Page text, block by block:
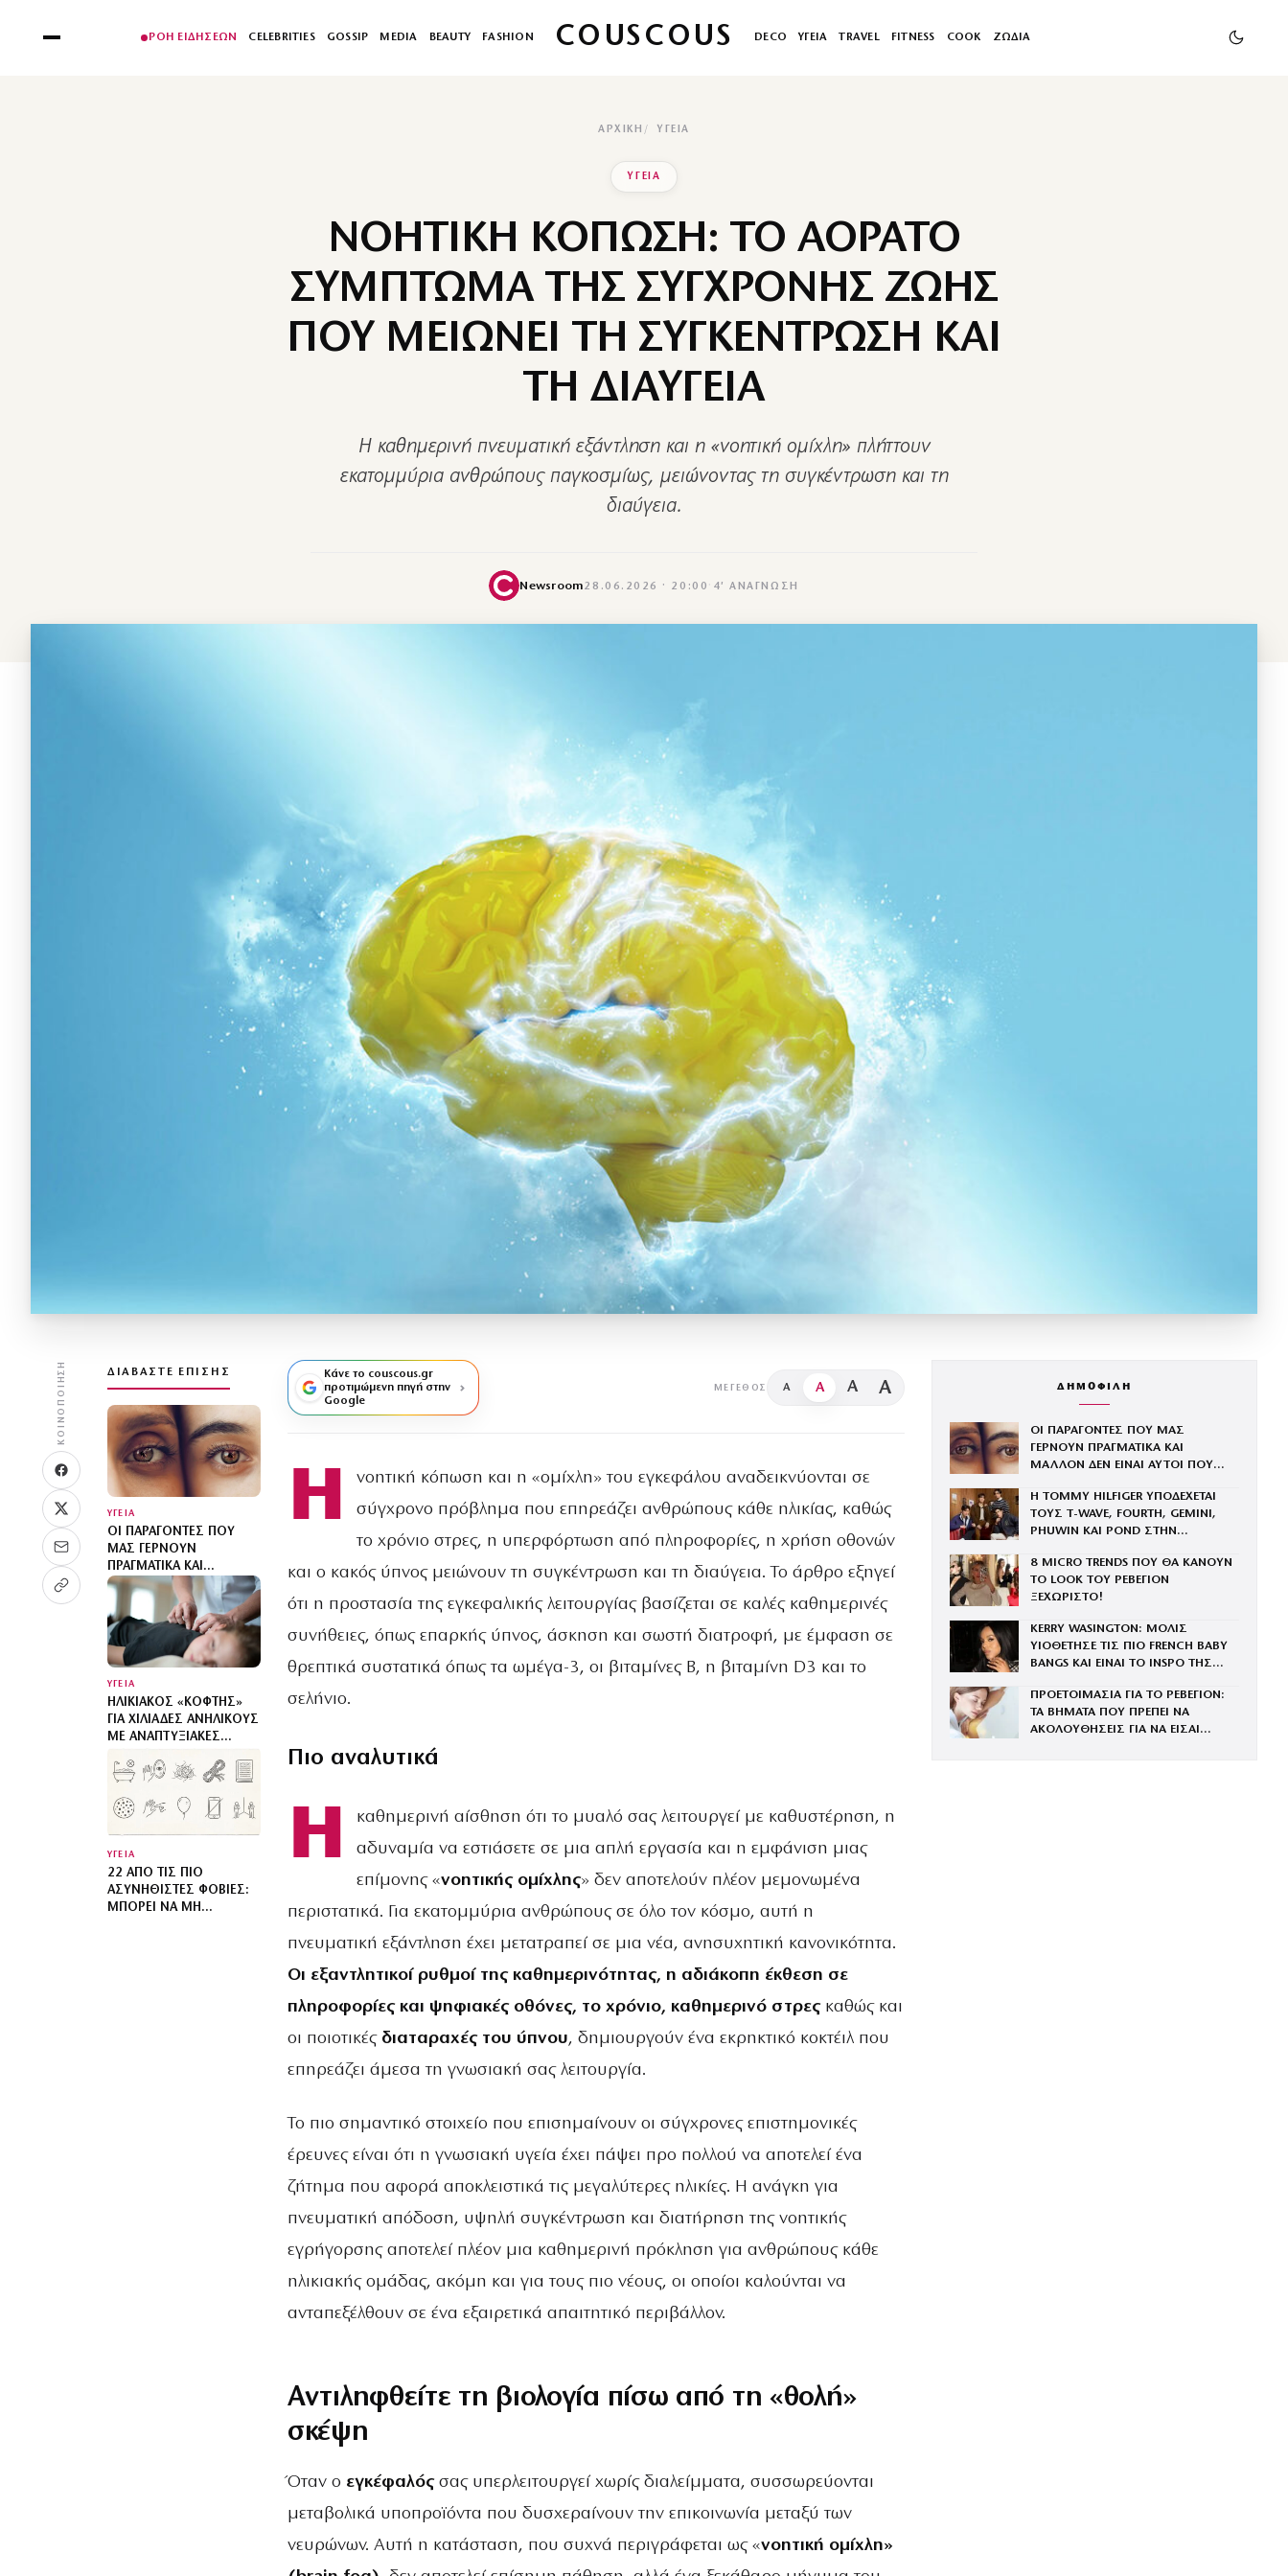
ΡΟΗ ΕΙΔΗΣΕΩΝ CELEBRITIES GOSSIP MEDIA BEAUTY FASHION COUSCOUS DECO ΥΓΕΙΑ TRAVEL FITNESS COOK ΖΩΔΙΑ
ΑΡΧΙΚΉ ΥΓΕΙΑ
ΥΓΕΙΑ
ΝΟΗΤΙΚΗ ΚΟΠΩΣΗ: ΤΟ ΑΟΡΑΤΟ
ΣΥΜΠΤΩΜΑ ΤΗΣ ΣΥΓΧΡΟΝΗΣ ΖΩΗΣ
ΠΟΥ ΜΕΙΩΝΕΙ ΤΗ ΣΥΓΚΕΝΤΡΩΣΗ ΚΑΙ
ΤΗ ΔΙΑΥΓΕΙΑ
Η καθημερινή πνευματική εξάντληση και η «νοητική ομίχλη» πλήττουν
εκατομμύρια ανθρώπους παγκοσμίως, μειώνοντας τη συγκέντρωση και τη
διαύγεια.
Newsroom28.06.2026 · 20:00 · 4′ ΑΝΆΓΝΩΣΗ
ΚΟΙΝΟΠΟΊΗΣΗ ΔΙΑΒΆΣΤΕ ΕΠΊΣΗΣ
ΥΓΕΙΑ
ΟΙ ΠΑΡΆΓΟΝΤΕΣ ΠΟΥ
ΜΑΣ ΓΕΡΝΟΎΝ
ΠΡΑΓΜΑΤΙΚΆ ΚΑΙ
ΜΆΛΛΟΝ ΔΕΝ ΕΊΝΑΙ
ΑΥΤΟΊ ΠΟΥ ΝΟΜΊΖΕΤΕ
ΥΓΕΙΑ
ΗΛΙΚΙΑΚΌΣ «ΚΌΦΤΗΣ»
ΓΙΑ ΧΙΛΙΆΔΕΣ ΑΝΉΛΙΚΟΥΣ
ΜΕ ΑΝΑΠΤΥΞΙΑΚΈΣ
ΕΝΌΣ ΚΑΤΏΤΕΡΟΥ ΘΕΟΎ
ΥΓΕΙΑ
22 ΑΠΌ ΤΙΣ ΠΙΟ
ΑΣΥΝΉΘΙΣΤΕΣ ΦΟΒΊΕΣ:
ΜΠΟΡΕΊ ΝΑ ΜΗ
Κάνε το couscous.gr
προτιμώμενη πηγή στην
Google
ΜΈΓΕΘΟΣ A A A A
Η
νοητική κόπωση και η «ομίχλη» του εγκεφάλου αναδεικνύονται σε
σύγχρονο πρόβλημα που επηρεάζει ανθρώπους κάθε ηλικίας, καθώς
το χρόνιο στρες, η υπερφόρτωση από πληροφορίες, η χρήση οθονών
και ο κακός ύπνος μειώνουν τη συγκέντρωση και τη διαύγεια. Το άρθρο εξηγεί
ότι η προστασία της εγκεφαλικής λειτουργίας βασίζεται σε καλές καθημερινές
συνήθειες, όπως επαρκής ύπνος, άσκηση και σωστή διατροφή, με έμφαση σε
θρεπτικά συστατικά όπως τα ωμέγα-3, οι βιταμίνες Β, η βιταμίνη D3 και το
σελήνιο.
Πιο αναλυτικά
Η
καθημερινή αίσθηση ότι το μυαλό σας λειτουργεί με καθυστέρηση, η
αδυναμία να εστιάσετε σε μια απλή εργασία και η εμφάνιση μιας
επίμονης «νοητικής ομίχλης» δεν αποτελούν πλέον μεμονωμένα
περιστατικά. Για εκατομμύρια ανθρώπους σε όλο τον κόσμο, αυτή η
πνευματική εξάντληση έχει μετατραπεί σε μια νέα, ανησυχητική κανονικότητα.
Οι εξαντλητικοί ρυθμοί της καθημερινότητας, η αδιάκοπη έκθεση σε
πληροφορίες και ψηφιακές οθόνες, το χρόνιο, καθημερινό στρες καθώς και
οι ποιοτικές διαταραχές του ύπνου, δημιουργούν ένα εκρηκτικό κοκτέιλ που
επηρεάζει άμεσα τη γνωσιακή σας λειτουργία.
Το πιο σημαντικό στοιχείο που επισημαίνουν οι σύγχρονες επιστημονικές
έρευνες είναι ότι η γνωσιακή υγεία έχει πάψει προ πολλού να αποτελεί ένα
ζήτημα που αφορά αποκλειστικά τις μεγαλύτερες ηλικίες. Η ανάγκη για
πνευματική απόδοση, υψηλή συγκέντρωση και διατήρηση της νοητικής
εγρήγορσης αποτελεί πλέον μια καθημερινή πρόκληση για ανθρώπους κάθε
ηλικιακής ομάδας, ακόμη και για τους πιο νέους, οι οποίοι καλούνται να
ανταπεξέλθουν σε ένα εξαιρετικά απαιτητικό περιβάλλον.
Αντιληφθείτε τη βιολογία πίσω από τη «θολή»
σκέψη
Όταν ο εγκέφαλόςσας υπερλειτουργεί χωρίς διαλείμματα, συσσωρεύονται
μεταβολικά υποπροϊόντα που δυσχεραίνουν την επικοινωνία μεταξύ των
νευρώνων. Αυτή η κατάσταση, που συχνά περιγράφεται ως «νοητική ομίχλη»
ΔΗΜΟΦΙΛΗ
ΟΙ ΠΑΡΑΓΟΝΤΕΣ ΠΟΥ ΜΑΣ
ΓΕΡΝΟΥΝ ΠΡΑΓΜΑΤΙΚΑ ΚΑΙ
ΜΑΛΛΟΝ ΔΕΝ ΕΙΝΑΙ ΑΥΤΟΙ ΠΟΥ
Η TOMMY HILFIGER ΥΠΟΔΕΧΕΤΑΙ
ΤΟΥΣ Τ-WAVE, FOURTH, GEMINI,
PHUWIN ΚΑΙ POND ΣΤΗΝ
8 MICRO TRENDS ΠΟΥ ΘΑ ΚΑΝΟΥΝ
ΤΟ LOOK ΤΟΥ ΡΕΒΕΓΙΟΝ
ΞΕΧΩΡΙΣΤΟ!
KERRY WASINGTON: ΜΟΛΙΣ
ΥΙΟΘΕΤΗΣΕ ΤΙΣ ΠΙΟ FRENCH BABY
BANGS ΚΑΙ ΕΙΝΑΙ ΤΟ INSPO ΤΗΣ
ΠΡΟΕΤΟΙΜΑΣΙΑ ΓΙΑ ΤΟ ΡΕΒΕΓΙΟΝ:
ΤΑ ΒΗΜΑΤΑ ΠΟΥ ΠΡΕΠΕΙ ΝΑ
ΑΚΟΛΟΥΘΗΣΕΙΣ ΓΙΑ ΝΑ ΕΙΣΑΙ